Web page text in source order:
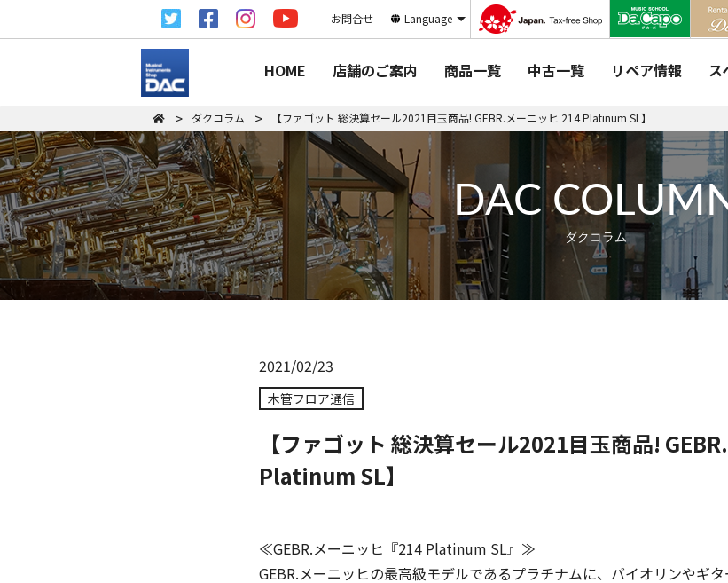
お問合せ Language
HOME 店舗のご案内 商品一覧 中古一覧 リペア情報 ス
ダクコラム 【ファゴット 総決算セール2021目玉商品! GEBR.メーニッヒ 214 Platinum SL】
DAC
ダクコラム
2021/02/23
木管フロア通信
【ファゴット 総決算セール2021目玉商品!
Platinum SL】
≪GEBR.メーニッヒ『214 Platinum SL』≫
GEBR.メーニッヒの最高級モデルであるプラチナムに、バイオリンやギ